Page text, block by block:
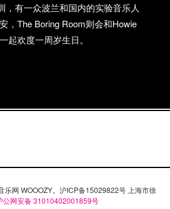
，有一众波兰和国内的实验音乐人
，The Boring Room则会和Howie
起欢度一周岁生日。
网 WOOOZY。沪ICP备15029822号 上海市徐
公网安备 31010402001859号